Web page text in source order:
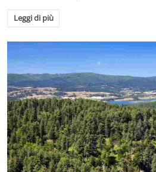
Leggi di più